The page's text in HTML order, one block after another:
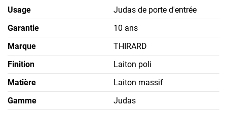
Usage
Judas de porte d'entrée
Garantie
10 ans
Marque
THIRARD
Finition
Laiton poli
Matière
Laiton massif
Gamme
Judas